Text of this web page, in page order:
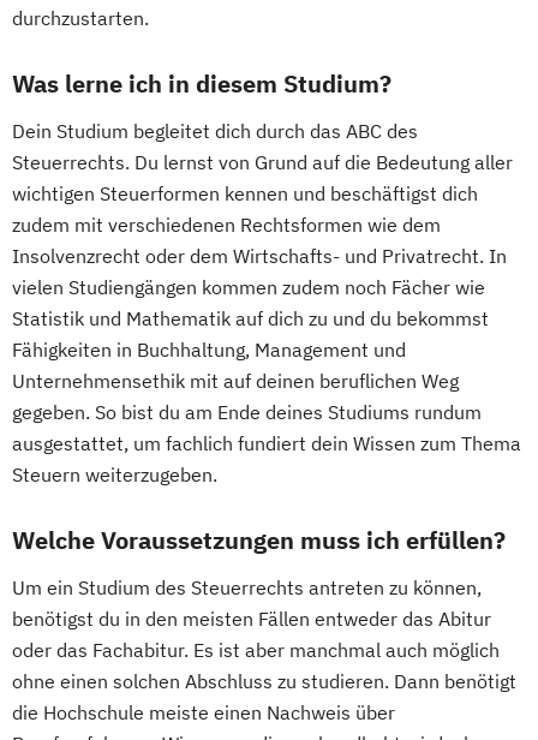
durchzustarten.
Was lerne ich in diesem Studium?
Dein Studium begleitet dich durch das ABC des
Steuerrechts. Du lernst von Grund auf die Bedeutung aller
wichtigen Steuerformen kennen und beschäftigst dich
zudem mit verschiedenen Rechtsformen wie dem
Insolvenzrecht oder dem Wirtschafts- und Privatrecht. In
vielen Studiengängen kommen zudem noch Fächer wie
Statistik und Mathematik auf dich zu und du bekommst
Fähigkeiten in Buchhaltung, Management und
Unternehmensethik mit auf deinen beruflichen Weg
gegeben. So bist du am Ende deines Studiums rundum
ausgestattet, um fachlich fundiert dein Wissen zum Thema
Steuern weiterzugeben.
Welche Voraussetzungen muss ich erfüllen?
Um ein Studium des Steuerrechts antreten zu können,
benötigst du in den meisten Fällen entweder das Abitur
oder das Fachabitur. Es ist aber manchmal auch möglich
ohne einen solchen Abschluss zu studieren. Dann benötigt
die Hochschule meiste einen Nachweis über